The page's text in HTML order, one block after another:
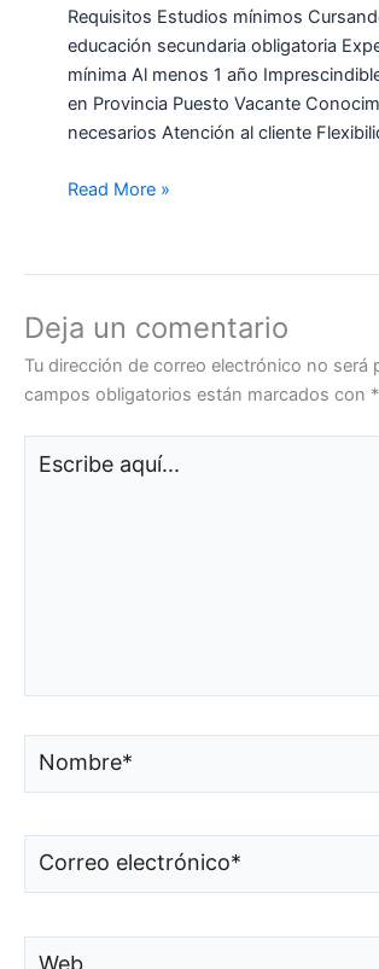
Requisitos Estudios mínimos
educación secundaria obligatoria
mínima Al menos 1 año
en Provincia Puesto Vacante
necesarios Atención al cliente
Read More »
Deja un comentario
Tu dirección de correo electrónico no será
campos obligatorios están marcados con *
aquí...
Correo
electrónico*